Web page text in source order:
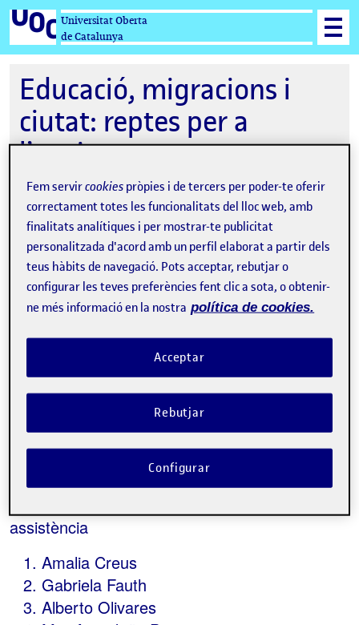
Universitat Oberta
de Catalunya
Educació, migracions i
ciutat: reptes per a
l’equitat
11-02-2026 09:30
Universitat Oberta de Catalunya - Edificio
U, sala U0.1
Organitzat perEstudios de Ciencias de la
Información y de la Comunicación UOC
assistents
En aquesta llista hi apareixen únicament les
assistència
Amalia Creus
Gabriela Fauth
Alberto Olivares
Fem servircookies pròpies i de tercers per poder-te oferir
correctament totes les funcionalitats del lloc web, amb
finalitats analítiques i per mostrar-te publicitat
personalitzada d'acord amb un perfil elaborat a partir dels
teus hàbits de navegació. Pots acceptar, rebutjar o
configurar les teves preferències fent clic a sota, o obtenir-
ne més informació en la nostra política de cookies.
Rebutjar
Acceptar
Configurar